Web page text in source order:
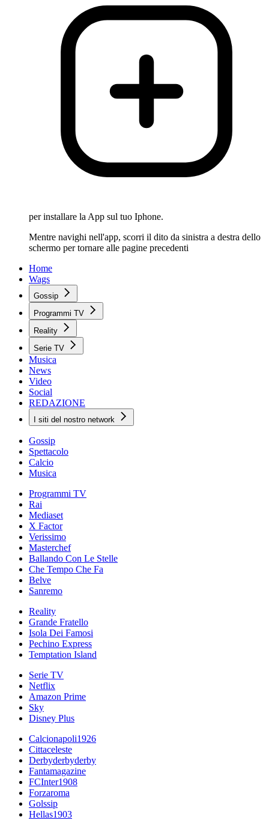
per installare la App sul tuo Iphone.
Mentre navighi nell'app, scorri il dito da sinistra a destra dello
schermo per tornare alle pagine precedenti
Home
Wags
Gossip
Programmi TV
Reality
Serie TV
Musica
News
Video
Social
REDAZIONE
I siti del nostro network
Gossip
Spettacolo
Calcio
Musica
Programmi TV
Rai
Mediaset
X Factor
Verissimo
Masterchef
Ballando Con Le Stelle
Che Tempo Che Fa
Belve
Sanremo
Reality
Grande Fratello
Isola Dei Famosi
Pechino Express
Temptation Island
Serie TV
Netflix
Amazon Prime
Sky
Disney Plus
Calcionapoli1926
Cittaceleste
Derbyderbyderby
Fantamagazine
FCInter1908
Forzaroma
Golssip
Hellas1903